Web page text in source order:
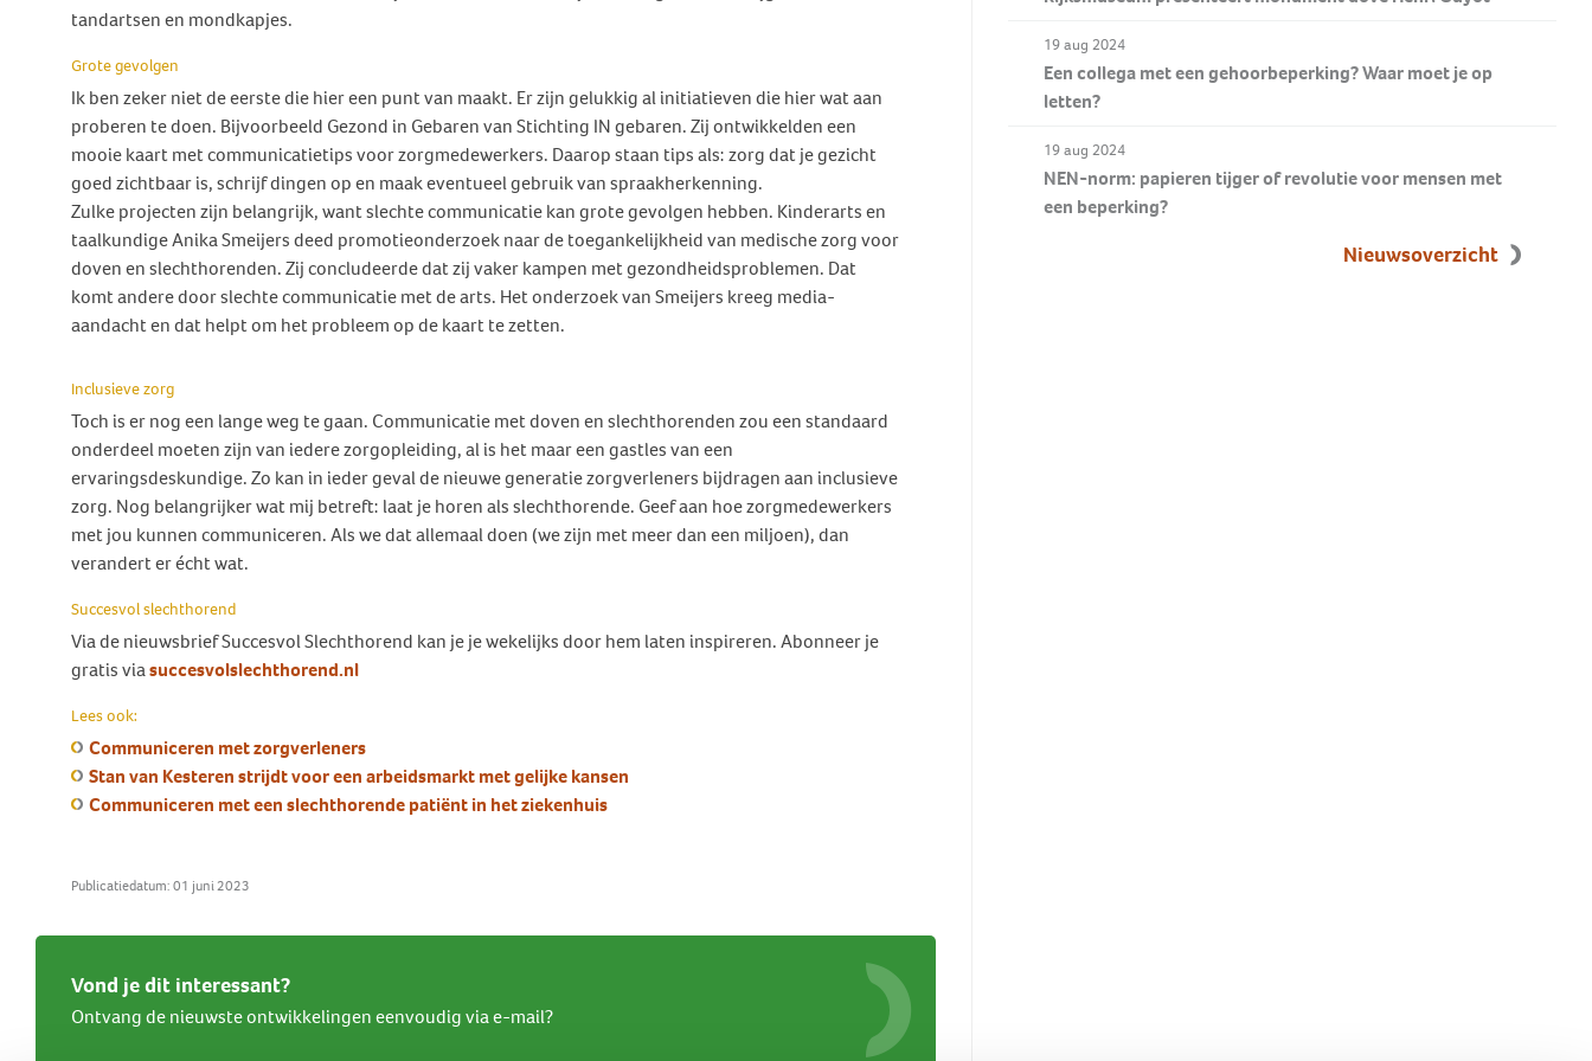
tandartsen en mondkapjes.
Grote gevolgen
Ik ben zeker niet de eerste die hier een punt van maakt. Er zijn gelukkig al initiatieven die hier wat aan
proberen te doen. Bijvoorbeeld Gezond in Gebaren van Stichting IN gebaren. Zij ontwikkelden een
mooie kaart met communicatietips voor zorgmedewerkers. Daarop staan tips als: zorg dat je gezicht
goed zichtbaar is, schrijf dingen op en maak eventueel gebruik van spraakherkenning.
Zulke projecten zijn belangrijk, want slechte communicatie kan grote gevolgen hebben. Kinderarts en
taalkundige Anika Smeijers deed promotieonderzoek naar de toegankelijkheid van medische zorg voor
doven en slechthorenden. Zij concludeerde dat zij vaker kampen met gezondheidsproblemen. Dat
komt andere door slechte communicatie met de arts. Het onderzoek van Smeijers kreeg media-
aandacht en dat helpt om het probleem op de kaart te zetten.
Inclusieve zorg
Toch is er nog een lange weg te gaan. Communicatie met doven en slechthorenden zou een standaard
onderdeel moeten zijn van iedere zorgopleiding, al is het maar een gastles van een
ervaringsdeskundige. Zo kan in ieder geval de nieuwe generatie zorgverleners bijdragen aan inclusieve
zorg. Nog belangrijker wat mij betreft: laat je horen als slechthorende. Geef aan hoe zorgmedewerkers
met jou kunnen communiceren. Als we dat allemaal doen (we zijn met meer dan een miljoen), dan
verandert er écht wat.
Succesvol slechthorend
Via de nieuwsbrief Succesvol Slechthorend kan je je wekelijks door hem laten inspireren. Abonneer je
gratis viasuccesvolslechthorend.nl
Lees ook:
Communiceren met zorgverleners
Stan van Kesteren strijdt voor een arbeidsmarkt met gelijke kansen
Communiceren met een slechthorende patiënt in het ziekenhuis
Publicatiedatum: 01 juni 2023
Vond je dit interessant?
Ontvang de nieuwste ontwikkelingen eenvoudig via e-mail?
19 aug 2024
Een collega met een gehoorbeperking? Waar moet je op
letten?
19 aug 2024
NEN-norm: papieren tijger of revolutie voor mensen met
een beperking?
Nieuwsoverzicht